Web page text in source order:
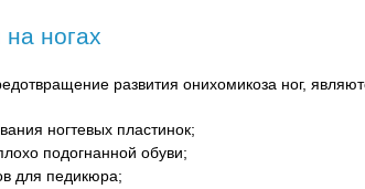
ногах
развития онихомикоза ног,
ногтевых пластинок;
подогнанной обуви;
для педикюра;